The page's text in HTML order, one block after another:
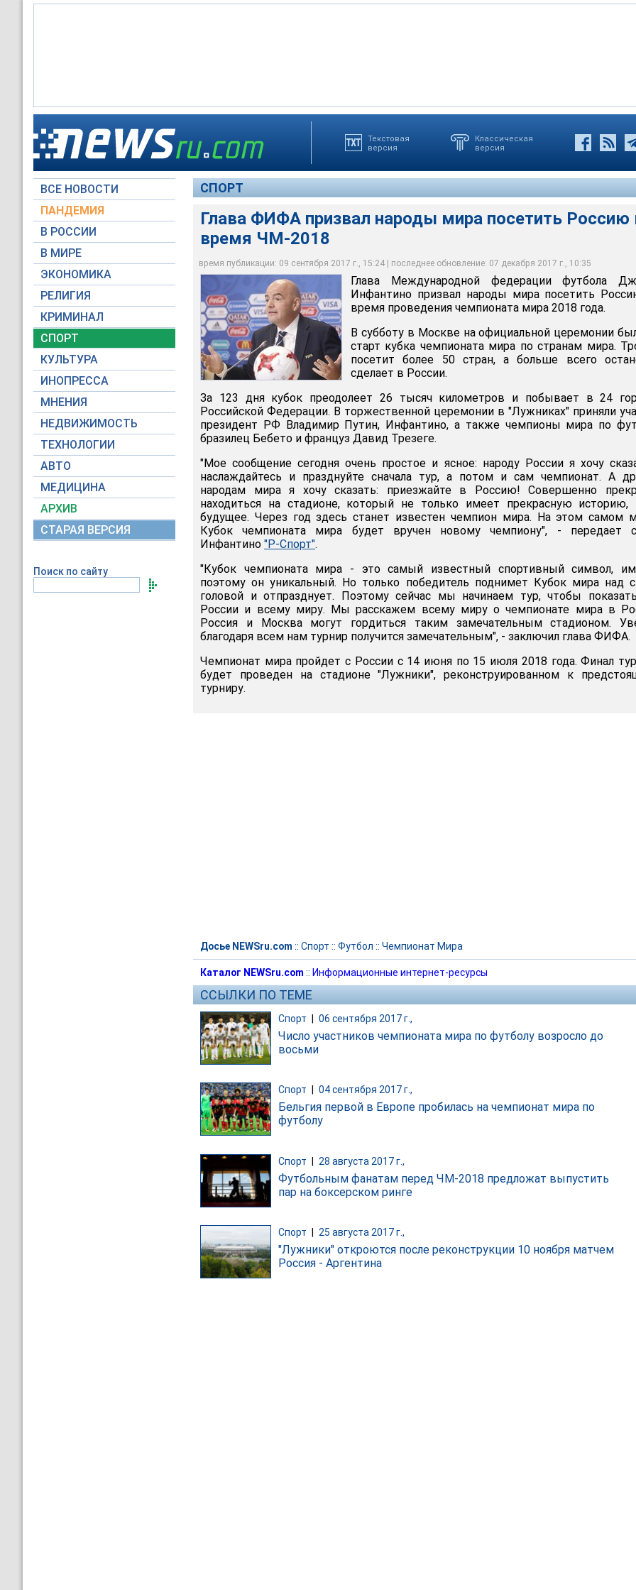
Текстовая
версия
Классическая
версия
ВСЕ НОВОСТИ
ПАНДЕМИЯ
В РОССИИ
В МИРЕ
ЭКОНОМИКА
РЕЛИГИЯ
КРИМИНАЛ
СПОРТ
КУЛЬТУРА
ИНОПРЕССА
МНЕНИЯ
НЕДВИЖИМОСТЬ
ТЕХНОЛОГИИ
АВТО
МЕДИЦИНА
АРХИВ
СТАРАЯ ВЕРСИЯ
Поиск по сайту
СПОРТ
Глава ФИФА призвал народы мира посетить Россию
время ЧМ-2018
время публикации: 09 сентября 2017 г., 15:24 | последнее обновление: 07 декабря 2017 г., 10:35
Глава Международной федерации футбола Джанни Инфантино призвал народы
мира посетить Россию во время проведения чемпионата мира 2018 года
Global Look Press
Глава Международной федерации футбола
Инфантино призвал народы мира посетить
время проведения чемпионата мира 2018 года.
В субботу в Москве на официальной церемонии
старт кубка чемпионата мира по странам мира.
посетит более 50 стран, а больше всего
сделает в России.
За 123 дня кубок преодолеет 26 тысяч километров и побывает в 24
Российской Федерации. В торжественной церемонии в "Лужниках" приняли
президент РФ Владимир Путин, Инфантино, а также чемпионы мира по
бразилец Бебето и француз Давид Трезеге.
"Мое сообщение сегодня очень простое и ясное: народу России я хочу
наслаждайтесь и празднуйте сначала тур, а потом и сам чемпионат. А
народам мира я хочу сказать: приезжайте в Россию! Совершенно
находиться на стадионе, который не только имеет прекрасную
будущее. Через год здесь станет известен чемпион мира. На этом самом
Кубок чемпионата мира будет вручен новому чемпиону", - передает
Инфантино "Р-Спорт".
"Кубок чемпионата мира - это самый известный спортивный символ,
поэтому он уникальный. Но только победитель поднимет Кубок мира над
головой и отпразднует. Поэтому сейчас мы начинаем тур, чтобы
России и всему миру. Мы расскажем всему миру о чемпионате мира в
Россия и Москва могут гордиться таким замечательным стадионом.
благодаря всем нам турнир получится замечательным", - заключил глава ФИФА.
Чемпионат мира пройдет с России с 14 июня по 15 июля 2018 года. Финал
будет проведен на стадионе "Лужники", реконструированном к
турниру.
Досье NEWSru.com :: Спорт :: Футбол :: Чемпионат Мира
Каталог NEWSru.com :: Информационные интернет-ресурсы
ССЫЛКИ ПО ТЕМЕ
Спорт 06 сентября 2017 г.,
Число участников чемпионата мира по футболу возросло до
восьми
Спорт 04 сентября 2017 г.,
Бельгия первой в Европе пробилась на чемпионат мира по
футболу
Спорт | 28 августа 2017 г.,
Футбольным фанатам перед ЧМ-2018 предложат выпустить
пар на боксерском ринге
Спорт 25 августа 2017 г.,
"Лужники" откроются после реконструкции 10 ноября матчем
Россия - Аргентина